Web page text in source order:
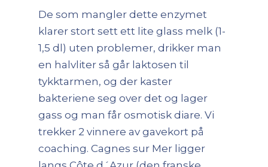
De som mangler dette enzymet
klarer stort sett ett lite glass melk (1-
1,5 dl) uten problemer, drikker man
en halvliter så går laktosen til
tykktarmen, og der kaster
bakteriene seg over det og lager
gass og man får osmotisk diare. Vi
trekker 2 vinnere av gavekort på
coaching. Cagnes sur Mer ligger